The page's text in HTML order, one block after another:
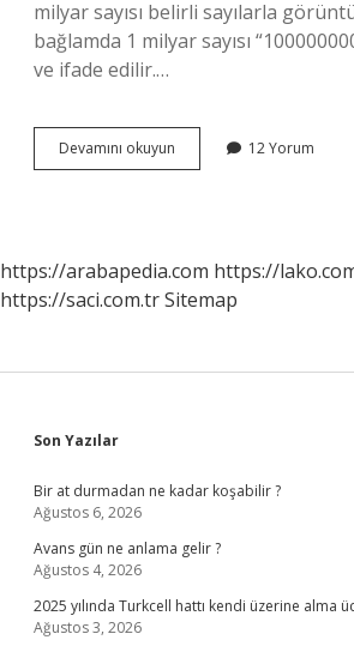
milyar sayısı belirli sayılarla
bağlamda 1 milyar sayısı
ve ifade edilir.…
Devamını okuyun
Milyar
12 Yorum
https://arabapedia.com https://
https://saci.com.trSitemap
Sidebar
Son Yazılar
Bir at durmadan ne kadar koşabilir ?
Ağustos 6, 2026
Avans gün ne anlama gelir ?
Ağustos 4, 2026
2025 yılında Turkcell hattı kendi üzerine alma
Ağustos 3, 2026